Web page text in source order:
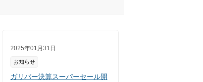
2025年01月31日
お知らせ
ガリバー決算スーパーセール開